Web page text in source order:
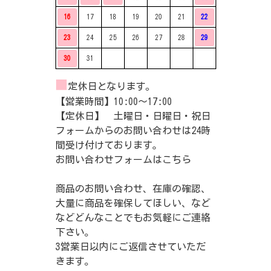
16 17 18 19 20 21 22
23 24 25 26 27 28 29
30 31
定休日となります。
【営業時間】10:00〜17:00
【定休日】 土曜日・日曜日・祝日
フォームからのお問い合わせは24時
間受け付けております。
お問い合わせフォームは こちら
商品のお問い合わせ、在庫の確認、
大量に商品を確保してほしい、など
などどんなことでもお気軽にご連絡
下さい。
3営業日以内にご返信させていただ
きます。